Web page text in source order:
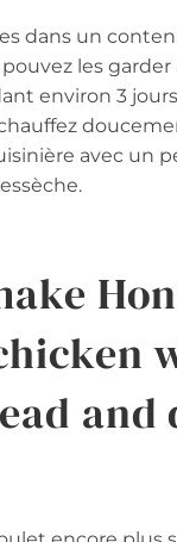
dans un
les garder
environ 3
avec un
and